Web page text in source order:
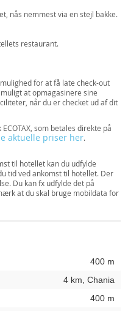
nås nemmest via en stejl bakke.
restaurant.
for at få late check-out
at opmagasinere sine
når du er checket ud af dit
som betales direkte på
aktuelle priser her.
til hotellet kan du udfylde
tid ved ankomst til hotellet. Der
Du kan fx udfylde det på
at du skal bruge mobildata for
400 m
4 km, Chania
400 m